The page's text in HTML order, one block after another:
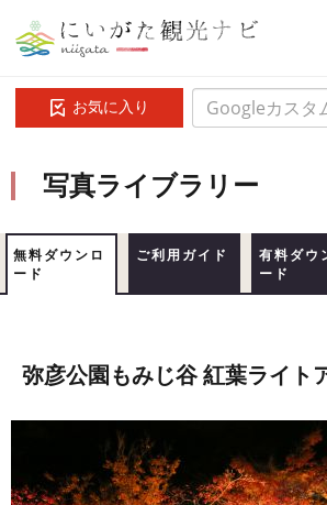
お気に入り
写真ライブラリー
無料ダウンロ
ード
ご利用ガイド
有料ダウ
ード
弥彦公園もみじ谷 紅葉ライト